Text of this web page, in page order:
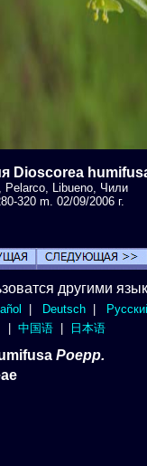
Dioscorea
Pelarco, Libueno, Чили
320 m. 02/09/2006 г.
другими
Deutsch|
中国语| 日本语
Poepp.